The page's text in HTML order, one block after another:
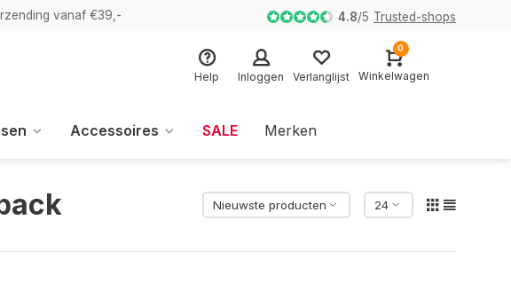
vanaf €39,- 4.8/5 Trusted-shops
Help Inloggen Verlanglijst
0
Winkelwagen
Accessoires SALE Merken